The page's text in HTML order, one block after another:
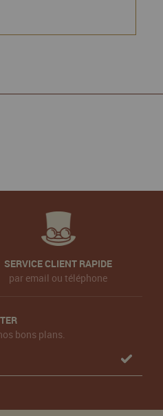
SERVICE CLIENT RAPIDE
par email ou téléphone
bons plans.